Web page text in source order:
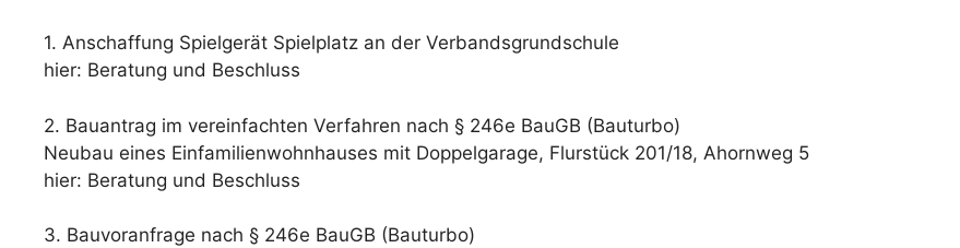
1. Anschaffung Spielgerät Spielplatz an der Verbandsgrundschule
hier: Beratung und Beschluss
2. Bauantrag im vereinfachten Verfahren nach § 246e BauGB (Bauturbo)
Neubau eines Einfamilienwohnhauses mit Doppelgarage, Flurstück 201/18, Ahornweg 5
hier: Beratung und Beschluss
3. Bauvoranfrage nach § 246e BauGB (Bauturbo)